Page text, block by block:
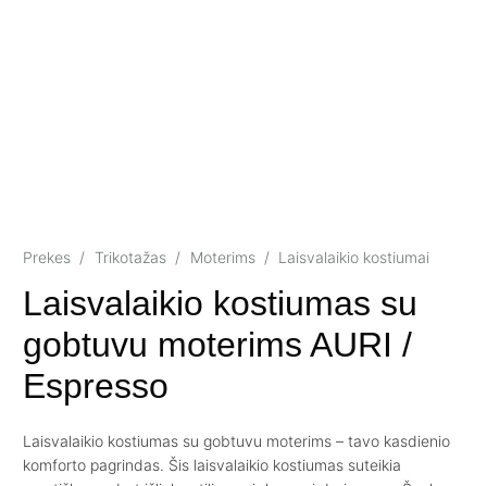
Prekes / Trikotažas / Moterims / Laisvalaikio kostiumai
Laisvalaikio kostiumas su
gobtuvu moterims AURI /
Espresso
Laisvalaikio kostiumas su gobtuvu moterims – tavo kasdienio
komforto pagrindas. Šis laisvalaikio kostiumas suteikia